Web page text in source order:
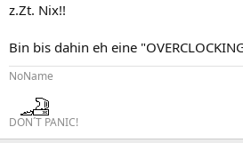
z.Zt. Nix!!
Bin bis dahin eh eine
NoName
DON´T PANIC!